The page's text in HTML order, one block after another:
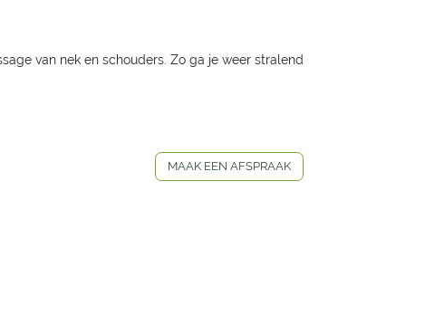
van nek en schouders. Zo ga je weer stralend
MAAK EEN AFSPRAAK